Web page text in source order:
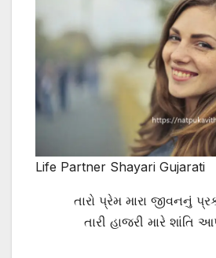
Life Partner Shayari Gujarati
તારો પ્રેમ મારા જીવનનું
તારી હાજરી મારે શાંતિ